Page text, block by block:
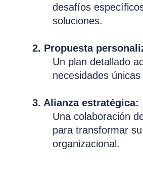
desafíos
soluciones.
2. Propuesta
Un plan detallado
necesidades
3. Alianza estratégica:
Una colaboración
para transformar
organizacional.